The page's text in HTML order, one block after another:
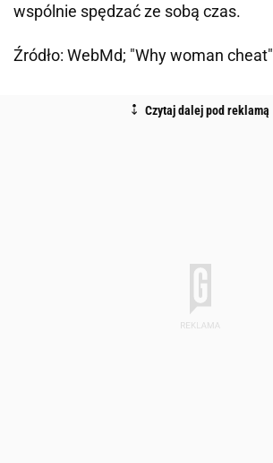
wspólnie spędzać ze sobą czas.
Źródło: WebMd; "Why woman cheat"